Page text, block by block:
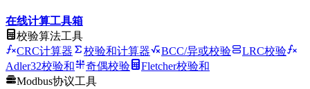
在线计算工具箱
校验算法工具
CRC计算器
校验和计算器 BCC/异或校验
LRC校验
Adler32校验和
奇偶校验
Fletcher校验和
Modbus协议工具